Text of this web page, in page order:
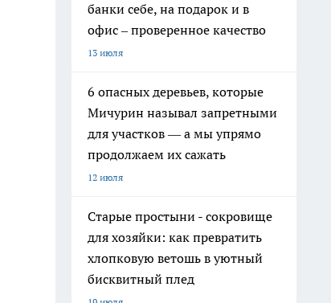
банки себе, на подарок и в
офис – проверенное качество
13 июля
6 опасных деревьев, которые
Мичурин называл запретными
для участков — а мы упрямо
продолжаем их сажать
12 июля
Старые простыни - сокровище
для хозяйки: как превратить
хлопковую ветошь в уютный
бисквитный плед